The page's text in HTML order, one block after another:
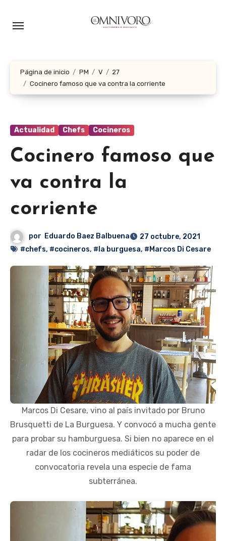
Página de inicio PM V
27
Cocinero famoso que va contra la corriente
Actualidad Chefs Cocineros
Cocinero famoso que
va contra la
corriente
por Eduardo Baez Balbuena
27 octubre, 2021
#chefs, #cocineros, #la burguesa, #Marcos Di Cesare
Marcos Di Cesare, vino al país invitado por Bruno
Brusquetti de La Burguesa. Y convocó a mucha gente
para probar su hamburguesa. Si bien no aparece en el
radar de los cocineros mediáticos su poder de
convocatoria revela una especie de fama
subterránea.